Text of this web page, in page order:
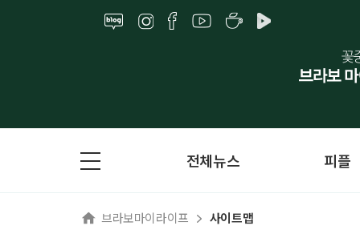
전체뉴스 피플
브라보마이라이프 사이트맵